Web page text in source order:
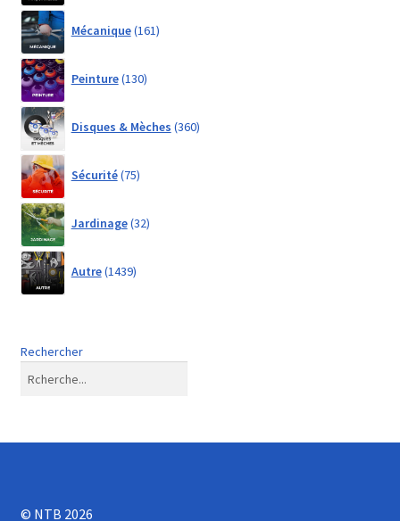
Mécanique 161products
Peinture 130products
Disques & Mèches 360products
Sécurité 75products
Jardinage 32products
Autre 1439products
Rechercher
© NTB 2026